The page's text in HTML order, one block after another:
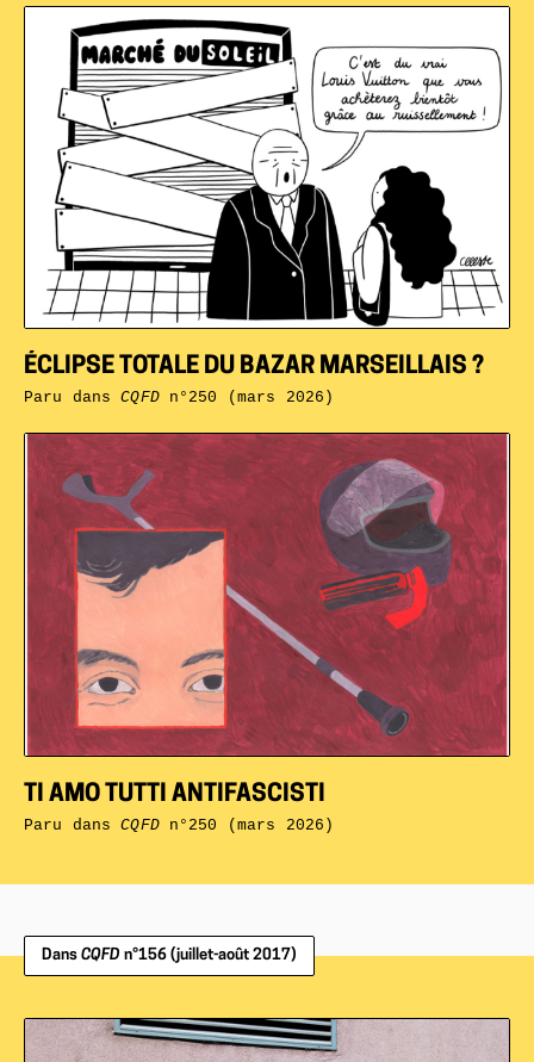
TI AMO TUTTI ANTIFASCISTI
Paru dansCQFDn°250 (mars 2026)
ÉCLIPSE TOTALE DU BAZAR MARSEILLAIS ?
Paru dansCQFDn°250 (mars 2026)
Dans CQFD n°156 (juillet-août 2017)